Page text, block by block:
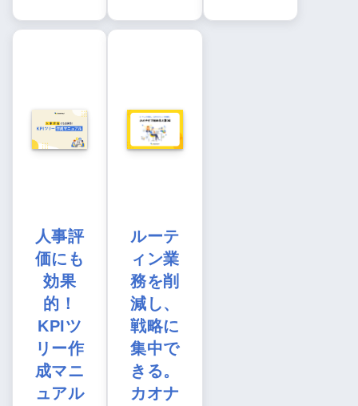
人事評
価にも
効果
的！
KPIツ
リー作
成マニ
ュアル
ルーテ
ィン業
務を削
減し、
戦略に
集中で
きる。
カオナ